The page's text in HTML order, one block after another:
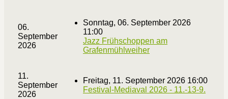
06.
September
2026
Sonntag, 06. September 2026
11:00
Jazz Frühschoppen am
Grafenmühlweiher
11.
September
2026
Freitag, 11. September 2026 16:00
Festival-Mediaval 2026 - 11.-13-9.